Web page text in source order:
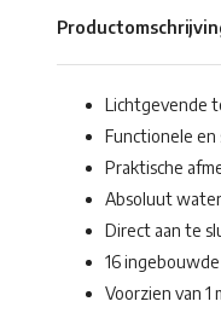
Lichtgevende
Functionele
Praktische
Absoluut
Direct aan te
16
Voorzien van